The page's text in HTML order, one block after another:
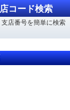
コード検索
店番号を簡単に検索